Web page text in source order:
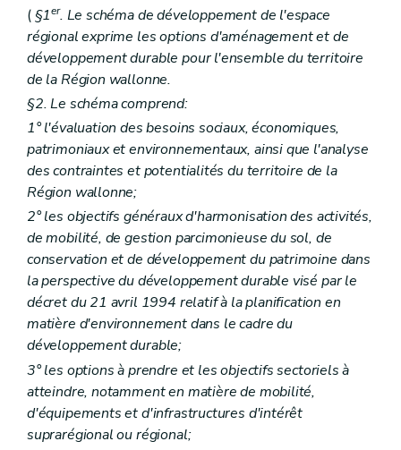
Art. 290
Section 4
Des dossiers de demandes relatives aux travaux et actes visés par l'article 41, §1
Art. 291
Art. 292
Art. 293
Art. 295
Art. 296
Art. 297
Art. 298
Art. 299
Art. 300
Art. 301
Section 5
Des dossiers de demandes relatives aux travaux et actes de minime importance
Art. 302
Art. 303
Section 6 Du dossier de demandes de permis de bâtir concernant les serres érigées à des fins commerciales et professionnelles
Art. 304
Art. 305
Section 7 Dispositions finales
Art. 306
Chapitre VIII De la composition du dossier de demande de permis d'exécution de travaux techniques
Art. 307
Art. 308
Art. 309
Art. 310
( §1er. Le schéma de développement de l'espace
régional exprime les options d'aménagement et de
développement durable pour l'ensemble du territoire
de la Région wallonne.
§2. Le schéma comprend:
1° l'évaluation des besoins sociaux, économiques,
patrimoniaux et environnementaux, ainsi que l'analyse
des contraintes et potentialités du territoire de la
Région wallonne;
2° les objectifs généraux d'harmonisation des activités,
de mobilité, de gestion parcimonieuse du sol, de
conservation et de développement du patrimoine dans
la perspective du développement durable visé par le
décret du 21 avril 1994 relatif à la planification en
matière d'environnement dans le cadre du
développement durable;
3° les options à prendre et les objectifs sectoriels à
atteindre, notamment en matière de mobilité,
d'équipements et d'infrastructures d'intérêt
suprarégional ou régional;